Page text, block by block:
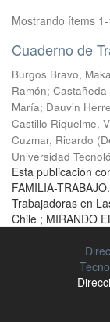
Mostrando ítems 1-
Cuaderno de
Burgos Bravo,
Ramón;
María; Dauvin
Castillo Riquelme,
Cuzmar, Ricardo (
Universidad
Esta publicación
FAMILIA-
Trabajadoras en
Chile ; MIRANDO